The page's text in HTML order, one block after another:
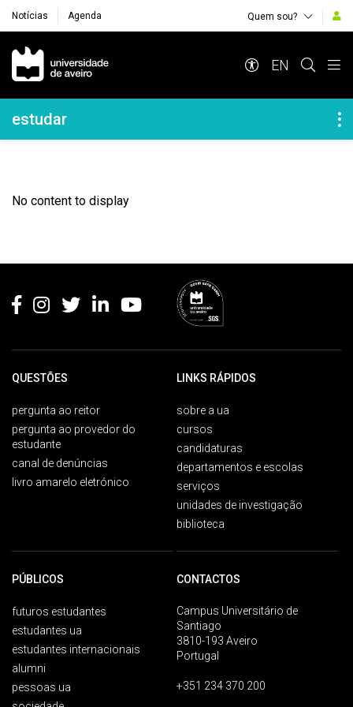
Notícias Agenda Quem sou?
Navegação Principal
EN
Navegação Lateral
estudar
No content to display
QUESTÕES
pergunta ao reitor
pergunta ao provedor do
estudante
canal de denúncias
livro amarelo eletrónico
LINKS RÁPIDOS
sobre a ua
cursos
candidaturas
departamentos e escolas
serviços
unidades de investigação
biblioteca
PÚBLICOS
futuros estudantes
estudantes ua
estudantes internacionais
alumni
pessoas ua
CONTACTOS
Campus Universitário de
Santiago
3810-193 Aveiro
Portugal
+351 234 370 200